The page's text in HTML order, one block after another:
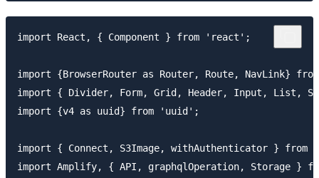
import React, { Component } from 'react';
import {BrowserRouter as Router, Route, NavLink}
import { Divider, Form, Grid, Header, Input, List,
import {v4 as uuid} from 'uuid';
import { Connect, S3Image, withAuthenticator } from
import Amplify, { API, graphqlOperation, Storage }